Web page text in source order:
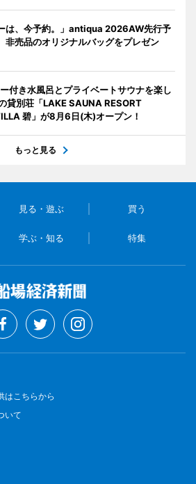
は、今予約。」antiqua 2026AW先行予
非売品のオリジナルバッグをプレゼン
付き水風呂とプライベートサウナを楽し
貸別荘「LAKE SAUNA RESORT
碧」が8月6日(木)オープン！
もっと見る
見る・遊ぶ 買う
学ぶ・知る 特集
はこちらから
いて